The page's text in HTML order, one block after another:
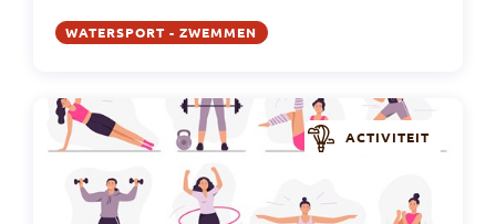
WATERSPORT - ZWEMMEN
ACTIVITEIT